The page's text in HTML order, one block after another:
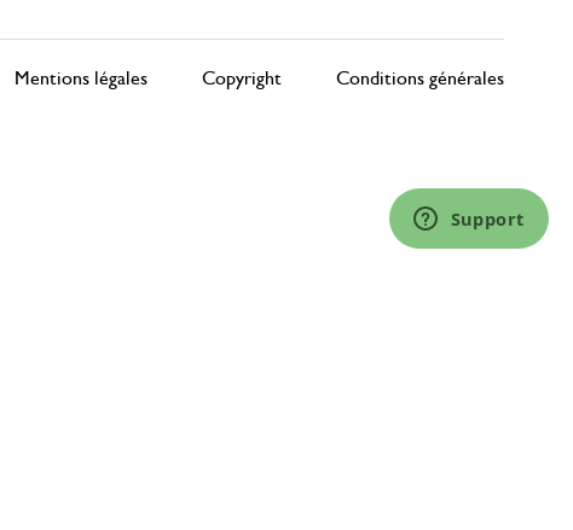
Mentions légales Copyright Conditions générales
Support